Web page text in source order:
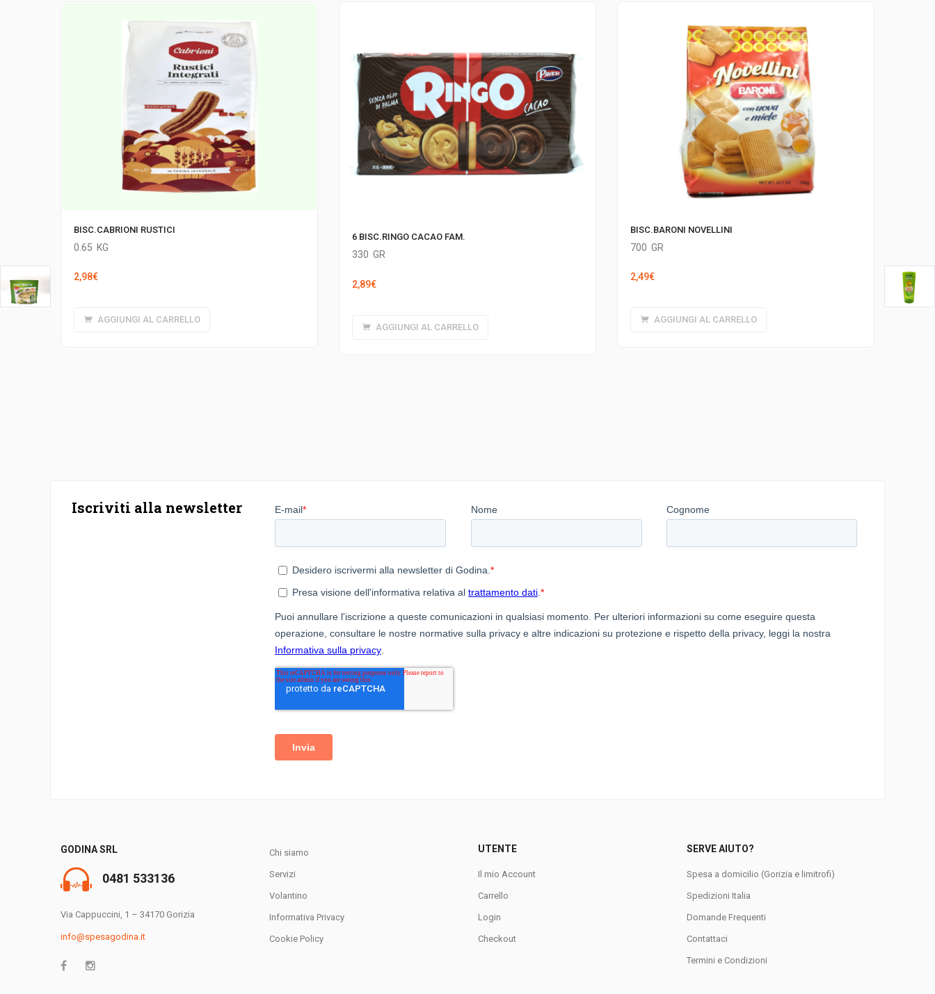
BISC.CABRIONI RUSTICI
0.65 KG
2,98€
AGGIUNGI AL CARRELLO
6 BISC.RINGO CACAO FAM.
330 GR
2,89€
AGGIUNGI AL CARRELLO
BISC.BARONI NOVELLINI
700 GR
2,49€
AGGIUNGI AL CARRELLO
Iscriviti alla newsletter
GODINA SRL
0481 533136
Via Cappuccini, 1 – 34170 Gorizia
info@spesagodina.it
Chi siamo
Servizi
Volantino
Informativa Privacy
Cookie Policy
UTENTE
Il mio Account
Carrello
Login
Checkout
SERVE AIUTO?
Spesa a domicilio (Gorizia e limitrofi)
Spedizioni Italia
Domande Frequenti
Contattaci
Termini e Condizioni